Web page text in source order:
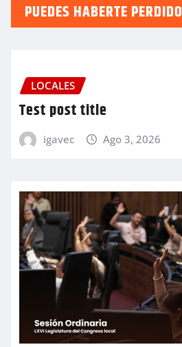
PUEDES HABERTE PERDIDO
LOCALES
Test post title
igavec Ago 3, 2026